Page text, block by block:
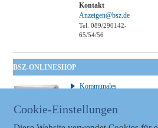
Kontakt
Anzeigen@bsz.de
Tel. 089/290142-
65/54/56
BSZ-ONLINESHOP
Kommunales
GVBl | Einbanddecke
Cookie-Einstellungen